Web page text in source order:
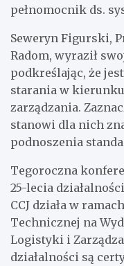
pełnomocnik ds.
Seweryn Figurski,
Radom, wyraził
podkreślając, że
starania w
zarządzania.
stanowi dla nich
podnoszenia
Tegoroczna
25-lecia
CCJ działa w
Technicznej na
Logistyki i
działalności są